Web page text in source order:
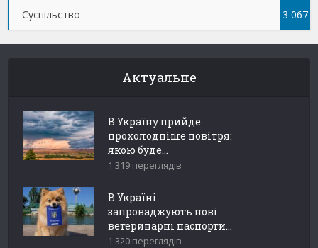
Суспільство 3 067
Актуальне
В Україну прийде
прохолодніше повітря:
якою буде...
1 319 переглядів
В Україні
запроваджують нові
ветеринарні паспорти...
1 320 переглядів